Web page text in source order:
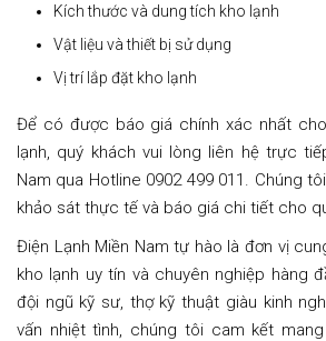
Kích thước và dung tích kho lạnh
Vật liệu và thiết bị sử dụng
Vị trí lắp đặt kho lạnh
Để có được báo giá chính xác nhất
lạnh, quý khách vui lòng liên hệ trực
Nam qua Hotline 0902 499 011. Chúng
khảo sát thực tế và báo giá chi tiết cho
Điện Lạnh Miền Nam tự hào là đơn vị
kho lạnh uy tín và chuyên nghiệp hàng
đội ngũ kỹ sư, thợ kỹ thuật giàu kinh
vấn nhiệt tình, chúng tôi cam kết